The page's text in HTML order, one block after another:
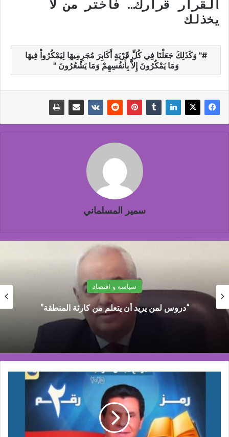
القرار قرارك… فاختر من لا
يخذلك
" وَكَذَلِكَ جَعَلْنَا فِي كُلِّ قَرْيَةٍ أَكَابِرَ مُجَرِمِيهَا لِيَمْكُرُواْ فِيهَا
وَمَا يَمْكُرُونَ إِلاَّ بِأَنفُسِهِمْ وَمَا يَشْعُرُونَ "
سمير المسلماني
سياسه و اقتصاد
علاء سليمان الحديوي: توجيهات فورية من رئيس
البنك الأهلي بتغطية قرى المراكز الثلاثة بماكينات
ATM